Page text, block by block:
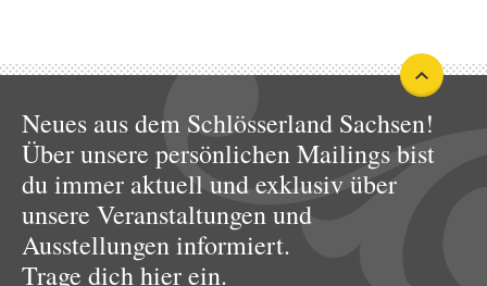
Neues aus dem Schlösserland Sachsen!
Über unsere persönlichen Mailings bist
du immer aktuell und exklusiv über
unsere Veranstaltungen und
Ausstellungen informiert.
Trage dich hier ein.